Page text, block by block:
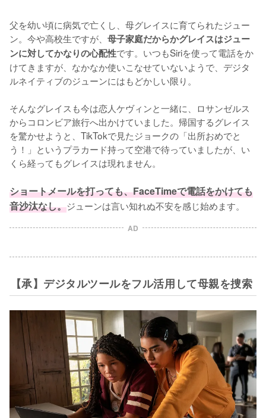
父を幼い頃に病気で亡くし、母グレイスに育てられたジュー
ン。今や高校生ですが、 母子家庭だからかグレイスはジュー
ンに対してかなりの心配性です。いつもSiriを使って電話をか
けてきますが、なかなか使いこなせていないようで、デジタ
ルネイティブのジューンにはもどかしい限り。
そんなグレイスも今は恋人ケヴィンと一緒に、ロサンゼルス
からコロンビア旅行へ出かけていました。帰国するグレイス
を驚かせようと、TikTokで見たジョークの「出所おめでと
う！」というプラカード持って空港で待っていましたが、い
くら経ってもグレイスは現れません。
ショートメールを打っても、FaceTimeで電話をかけても
音沙汰なし。ジューンは言い知れぬ不安を感じ始めます。
AD
【承】デジタルツールをフル活用して母親を捜索